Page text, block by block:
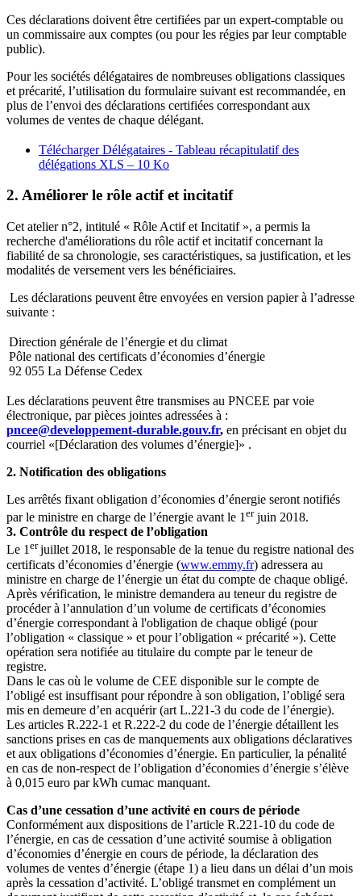
Ces déclarations doivent être certifiées par un expert-comptable ou
un commissaire aux comptes (ou pour les régies par leur comptable
public).
Pour les sociétés délégataires de nombreuses obligations classiques
et précarité, l’utilisation du formulaire suivant est recommandée, en
plus de l’envoi des déclarations certifiées correspondant aux
volumes de ventes de chaque délégant.
Télécharger Délégataires - Tableau récapitulatif des
délégations XLS – 10 Ko
2. Améliorer le rôle actif et incitatif
Cet atelier n°2, intitulé « Rôle Actif et Incitatif », a permis la
recherche d'améliorations du rôle actif et incitatif concernant la
fiabilité de sa chronologie, ses caractéristiques, sa justification, et les
modalités de versement vers les bénéficiaires.
Les déclarations peuvent être envoyées en version papier à l’adresse
suivante :
Direction générale de l’énergie et du climat
Pôle national des certificats d’économies d’énergie
92 055 La Défense Cedex
Les déclarations peuvent être transmises au PNCEE par voie
électronique, par pièces jointes adressées à :
pncee@developpement-durable.gouv.fr, en précisant en objet du
courriel «[Déclaration des volumes d’énergie]» .
2. Notification des obligations
Les arrêtés fixant obligation d’économies d’énergie seront notifiés
par le ministre en charge de l’énergie avant le 1erjuin 2018.
3. Contrôle du respect de l’obligation
Le 1erjuillet 2018, le responsable de la tenue du registre national des
certificats d’économies d’énergie (www.emmy.fr) adressera au
ministre en charge de l’énergie un état du compte de chaque obligé.
Après vérification, le ministre demandera au teneur du registre de
procéder à l’annulation d’un volume de certificats d’économies
d’énergie correspondant à l'obligation de chaque obligé (pour
l’obligation « classique » et pour l’obligation « précarité »). Cette
opération sera notifiée au titulaire du compte par le teneur de
registre.
Dans le cas où le volume de CEE disponible sur le compte de
l’obligé est insuffisant pour répondre à son obligation, l’obligé sera
mis en demeure d’en acquérir (art L.221-3 du code de l’énergie).
Les articles R.222-1 et R.222-2 du code de l’énergie détaillent les
sanctions prises en cas de manquements aux obligations déclaratives
et aux obligations d’économies d’énergie. En particulier, la pénalité
en cas de non-respect de l’obligation d’économies d’énergie s’élève
à 0,015 euro par kWh cumac manquant.
Cas d’une cessation d’une activité en cours de période
Conformément aux dispositions de l’article R.221-10 du code de
l’énergie, en cas de cessation d’une activité soumise à obligation
d’économies d’énergie en cours de période, la déclaration des
volumes de ventes d’énergie (étape 1) a lieu dans un délai d’un mois
après la cessation d’activité. L’obligé transmet en complément un